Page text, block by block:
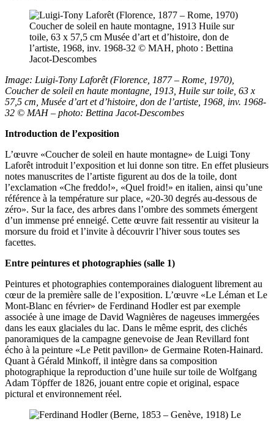
Image: Luigi-Tony Laforêt (Florence, 1877 – Rome, 1970),
Coucher de soleil en haute montagne, 1913, Huile sur toile, 63 x
57,5 cm, Musée d’art et d’histoire, don de l’artiste, 1968, inv. 1968-
32 © MAH – photo: Bettina Jacot-Descombes
Introduction de l’exposition
L’œuvre «Coucher de soleil en haute montagne» de Luigi Tony
Laforêt introduit l’exposition et lui donne son titre. En effet plusieurs
notes manuscrites de l’artiste figurent au dos de la toile, dont
l’exclamation «Che freddo!», «Quel froid!» en italien, ainsi qu’une
référence à la température sur place, «20-30 degrés au-dessous de
zéro». Sur la face, des arbres dans l’ombre des sommets émergent
d’un immense pré enneigé. Cette œuvre fait ressentir au visiteur la
morsure du froid et l’invite à découvrir l’hiver sous toutes ses
facettes.
Entre peintures et photographies (salle 1)
Peintures et photographies contemporaines dialoguent librement au
cœur de la première salle de l’exposition. L’œuvre «Le Léman et Le
Mont-Blanc en février» de Ferdinand Hodler est par exemple
associée à une image de David Wagnières de nageuses immergées
dans les eaux glaciales du lac. Dans le même esprit, des clichés
panoramiques de la campagne genevoise de Jean Revillard font
écho à la peinture «Le Petit pavillon» de Germaine Roten-Hainard.
Quant à Gérald Minkoff, il intègre dans sa composition
photographique la reproduction d’une huile sur toile de Wolfgang
Adam Töpffer de 1826, jouant entre copie et original, espace
pictural et environnement réel.